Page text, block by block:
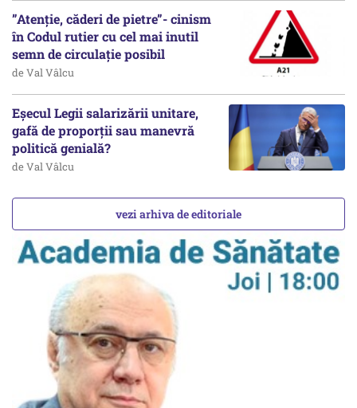
”Atenție, căderi de pietre”- cinism
în Codul rutier cu cel mai inutil
semn de circulație posibil
de Val Vâlcu
Eșecul Legii salarizării unitare,
gafă de proporții sau manevră
politică genială?
de Val Vâlcu
vezi arhiva de editoriale